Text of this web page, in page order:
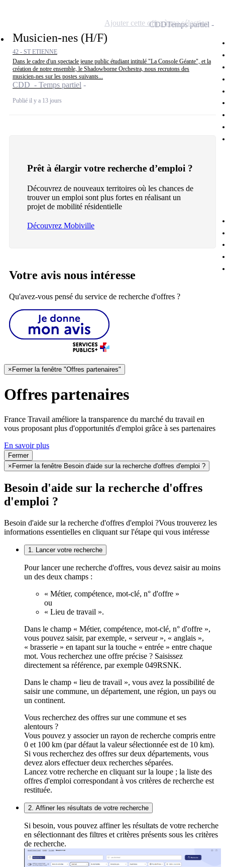
Musicien-nes (H/F)
42 - ST ETIENNE
Dans le cadre d'un spectacle jeune public étudiant intitulé "La Console Géante", et la
création de notre ensemble, le Shadowborne Orchestra, nous recrutons des
musicien-nes sur les postes suivants...
CDD - Temps partiel
Publié il y a 13 jours
CDDTemps partiel
Ajouter cette offre à ma sélection
Prêt à élargir votre recherche d’emploi ?
Découvrez de nouveaux territoires où les chances de
trouver un emploi sont plus fortes en réalisant un
projet de mobilité résidentielle
Découvrez Mobiville
Votre avis nous intéresse
Qu'avez-vous pensé du service de recherche d'offres ?
× Fermer la fenêtre "Offres partenaires"
Offres partenaires
France Travail améliore la transparence du marché du travail en
vous proposant plus d'opportunités d'emploi grâce à ses partenaires
En savoir plus
Fermer
× Fermer la fenêtre Besoin d'aide sur la recherche d'offres d'emploi ?
Besoin d'aide sur la recherche d'offres
d'emploi ?
Besoin d'aide sur la recherche d'offres d'emploi ?Vous trouverez les
informations essentielles en cliquant sur l'étape qui vous intéresse
1. Lancer votre recherche
Pour lancer une recherche d'offres, vous devez saisir au moins
un des deux champs :
« Métier, compétence, mot-clé, n° d'offre »
ou
« Lieu de travail ».
Dans le champ « Métier, compétence, mot-clé, n° d'offre »,
vous pouvez saisir, par exemple, « serveur », « anglais »,
« brasserie » en tapant sur la touche « entrée » entre chaque
mot. Vous recherchez une offre précise ? Saisissez
directement sa référence, par exemple 049RSNK.
Dans le champ « lieu de travail », vous avez la possibilité de
saisir une commune, un département, une région, un pays ou
un continent.
Vous recherchez des offres sur une commune et ses
alentours ?
Vous pouvez y associer un rayon de recherche compris entre
0 et 100 km (par défaut la valeur sélectionnée est de 10 km).
Si vous recherchez des offres sur deux départements, vous
devez alors effectuer deux recherches séparées.
Lancez votre recherche en cliquant sur la loupe ; la liste des
offres d'emploi correspondant à vos critères de recherche est
restituée.
2. Affiner les résultats de votre recherche
Si besoin, vous pouvez affiner les résultats de votre recherche
en sélectionnant des filtres et critères présents sous les critères
de recherche.